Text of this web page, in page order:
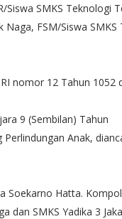
SMKS Teknologi
FSM/Siswa
nomor 12 Tahun 1052
9 (Sembilan) Tahun
Anak,
Soekarno Hatta.
dan SMKS Yadika 3